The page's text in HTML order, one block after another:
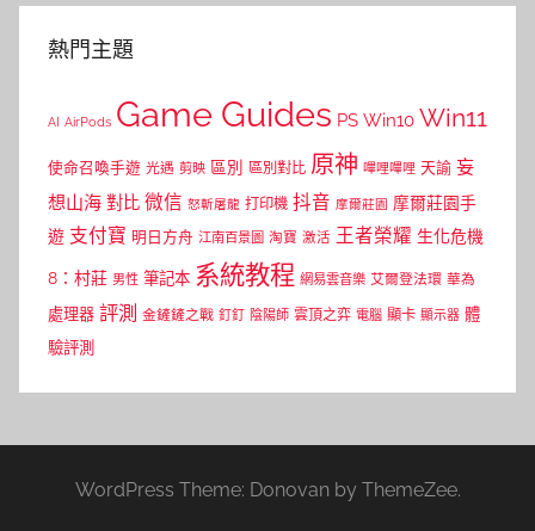
熱門主題
AI AirPods Game Guides PS Win10 Win11
使命召喚手遊 光遇 剪映 區別 區別對比 原神 嗶哩嗶哩 天諭 妄
想山海 對比 微信 怒斬屠龍 打印機 抖音 摩爾莊園 摩爾莊園手
遊 支付寶 明日方舟 江南百景圖 淘寶 激活 王者榮耀 生化危機
8：村莊 男性 筆記本 系統教程 網易雲音樂 艾爾登法環 華為
處理器 評測 金鏟鏟之戰 釘釘 陰陽師 雲頂之弈 電腦 顯卡 顯示器 體
驗評測
WordPress Theme: Donovan by ThemeZee.